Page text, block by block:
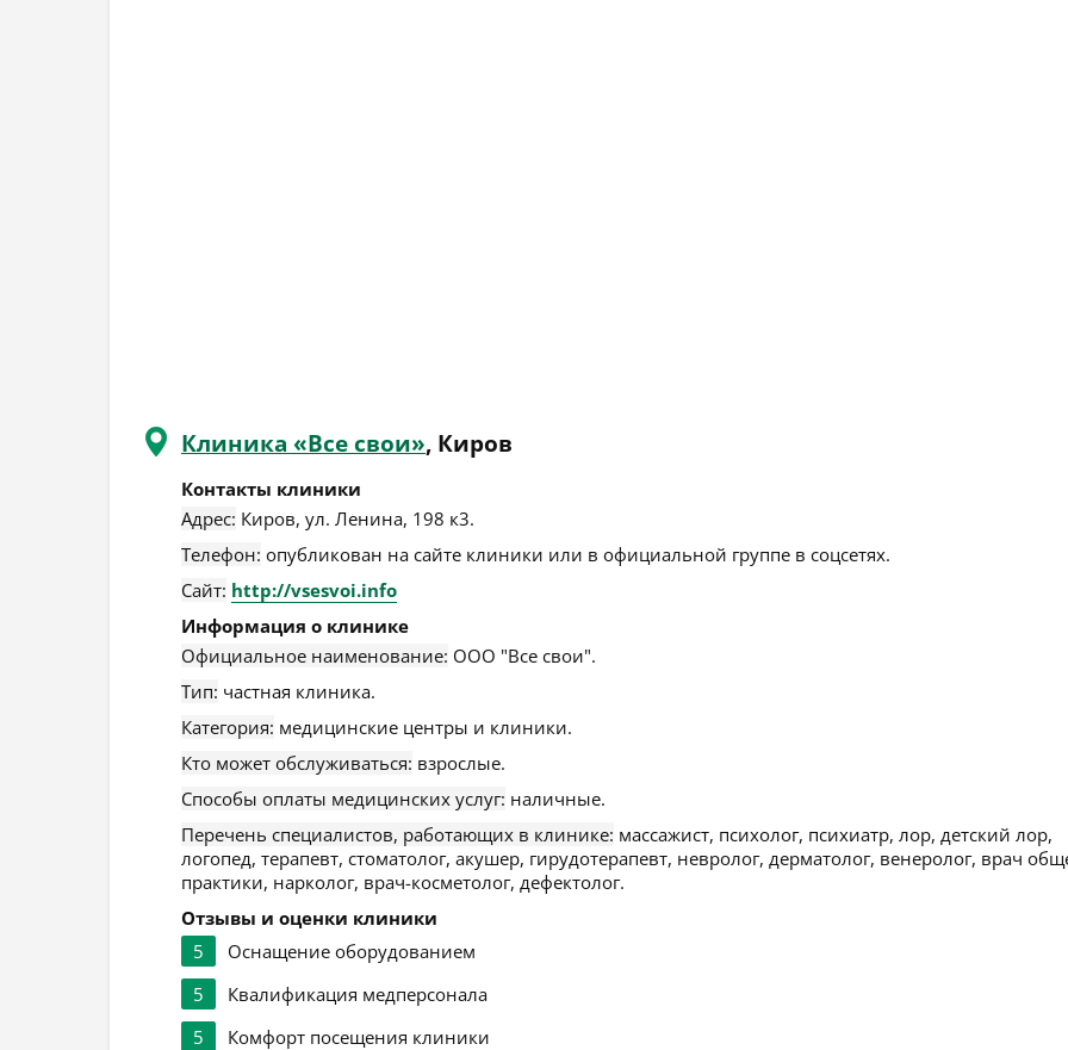
Клиника «Все свои», Киров
Контакты клиники
Адрес: Киров, ул. Ленина, 198 к3.
Телефон: опубликован на сайте клиники или в официальной группе в соцсетях.
Сайт: http://vsesvoi.info
Информация о клинике
Официальное наименование: ООО "Все свои".
Тип: частная клиника.
Категория: медицинские центры и клиники.
Кто может обслуживаться: взрослые.
Способы оплаты медицинских услуг: наличные.
Перечень специалистов, работающих в клинике: массажист, психолог, психиатр, лор, детский лор,
логопед, терапевт, стоматолог, акушер, гирудотерапевт, невролог, дерматолог, венеролог, врач
практики, нарколог, врач-косметолог, дефектолог.
Отзывы и оценки клиники
5
Оснащение оборудованием
5
Квалификация медперсонала
5
Комфорт посещения клиники